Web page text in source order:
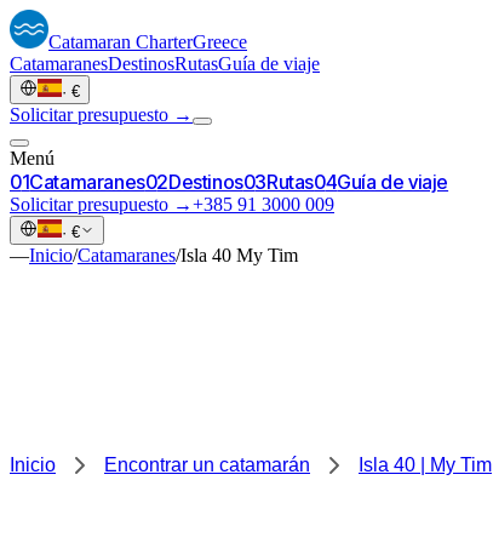
Catamaran CharterGreece
CatamaranesDestinosRutasGuía de viaje
· €
Solicitar presupuesto →
Menú
01Catamaranes02Destinos03Rutas04Guía de viaje
Solicitar presupuesto →+385 91 3000 009
· €
—Inicio/Catamaranes/Isla 40 My Tim
Inicio Encontrar un catamarán Isla 40 | My Tim